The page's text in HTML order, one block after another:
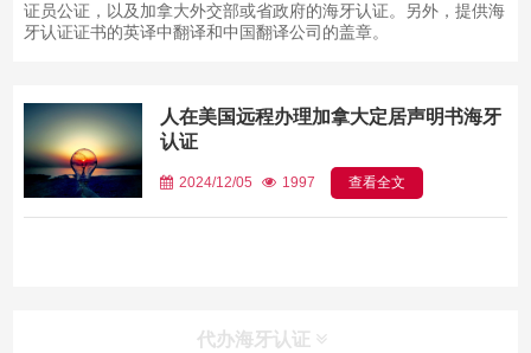
证员公证，以及加拿大外交部或省政府的海牙认证。另外，提供海
牙认证证书的英译中翻译和中国翻译公司的盖章。
人在美国远程办理加拿大定居声明书海牙
认证
2024/12/05 1997 查看全文
代办海牙认证